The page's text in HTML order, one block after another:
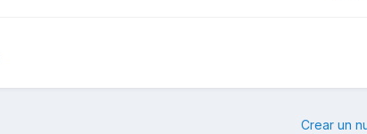
Crear un